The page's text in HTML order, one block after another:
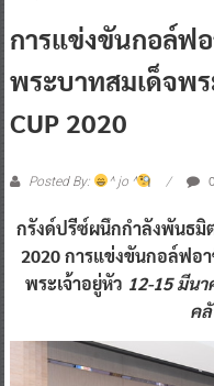
การแข่งขันกอล์ฟ
พระบาทสมเด็จพร
CUP 2020
Posted By: ^ jo ^
กรังด์ปรีซ์ผนึกกำลังพันธมิต
2020 การแข่งขันกอล์ฟอ
พระเจ้าอยู่หัว 12-15 มีน
ค